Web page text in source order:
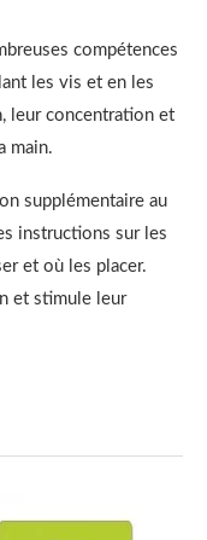
compétences
les vis et en les
leur concentration et
main.
supplémentaire au
instructions sur les
et où les placer.
et stimule leur